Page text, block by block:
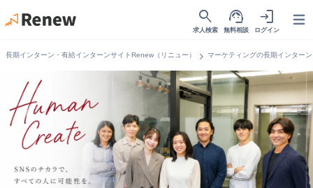
search
求人検索
support_agent
無料相談
login
ログイン
長期インターン・有給インターンサイトRenew（リニュー） chevron_right マーケティングの長期インター